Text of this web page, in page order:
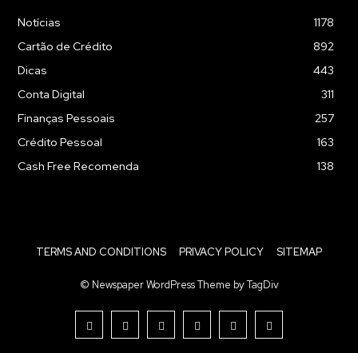
Notícias
1178
Cartão de Crédito
892
Dicas
443
Conta Digital
311
Finanças Pessoais
257
Crédito Pessoal
163
Cash Free Recomenda
138
TERMS AND CONDITIONS PRIVACY POLICY SITEMAP
© Newspaper WordPress Theme by TagDiv